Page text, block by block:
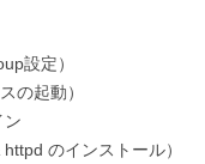
設定）
の起動）
ン
のインストール）